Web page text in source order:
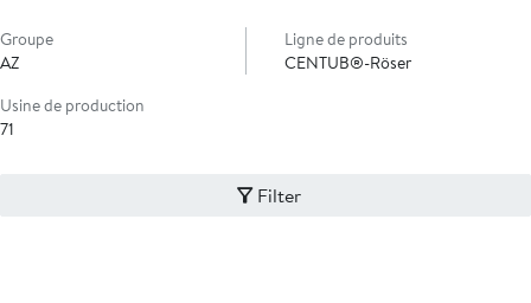
Groupe
AZ
Ligne de produits
CENTUB®-Röser
Usine de production
71
Filter